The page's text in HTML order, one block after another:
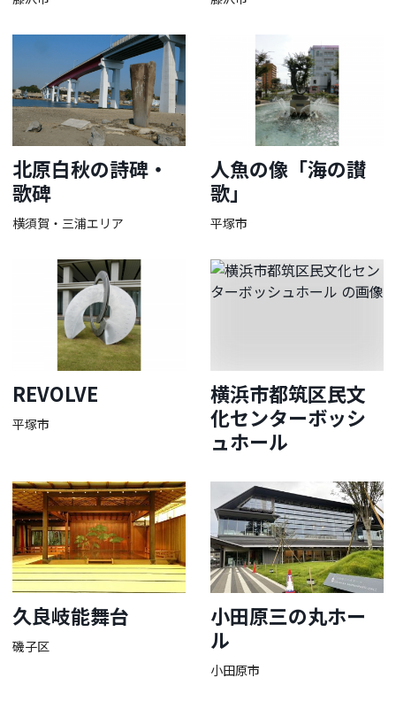
北原白秋の詩碑・
歌碑
横須賀・三浦エリア
人魚の像「海の讃
歌」
平塚市
REVOLVE
平塚市
横浜市都筑区民文
化センターボッシ
ュホール
久良岐能舞台
磯子区
小田原三の丸ホー
ル
小田原市